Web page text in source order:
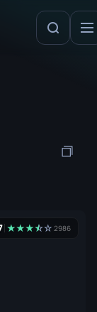
★★★★
☆☆ 2986